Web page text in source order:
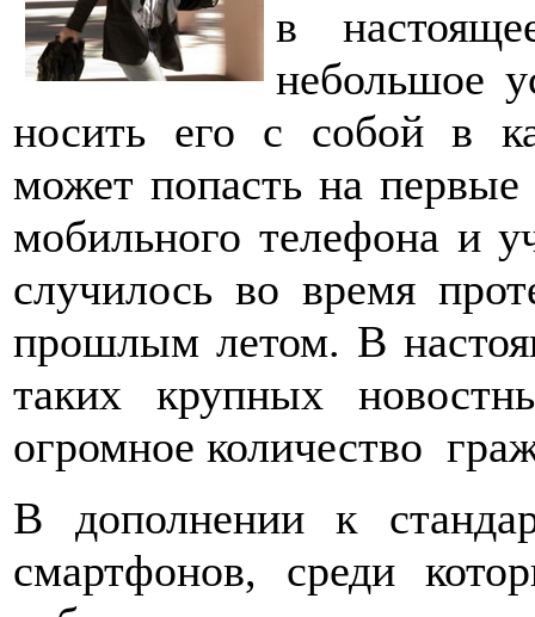
в
небольшое
носить его с собой в
может попасть на первые
мобильного телефона и
случилось во время
прошлым летом. В
таких крупных
огромное количество
В дополнении к
смартфонов, среди